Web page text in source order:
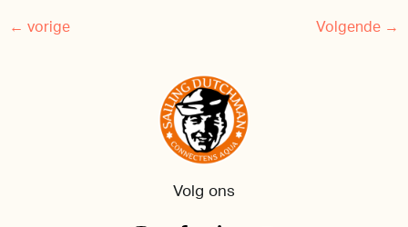
← vorige Volgende →
Volg ons